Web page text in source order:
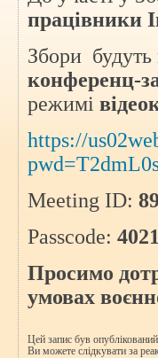
працівники
Збори
конференц-
режимі
https://
Meeting ID:
Passcode:
Просимо
умовах
Цей запис був
Ви можете слідкувати за